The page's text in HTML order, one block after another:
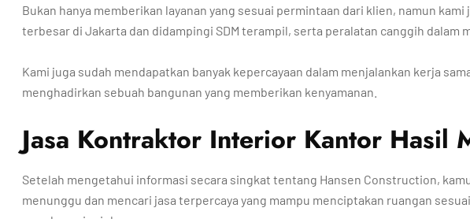
Bukan hanya memberikan layanan yang sesuai permintaan dari klien, namun
terbesar di Jakarta dan didampingi SDM terampil, serta peralatan canggih dalam
Kami juga sudah mendapatkan banyak kepercayaan dalam menjalankan kerja
menghadirkan sebuah bangunan yang memberikan kenyamanan.
Jasa Kontraktor Interior Kantor Hasil
Setelah mengetahui informasi secara singkat tentang Hansen Construction,
menunggu dan mencari jasa terpercaya yang mampu menciptakan ruangan